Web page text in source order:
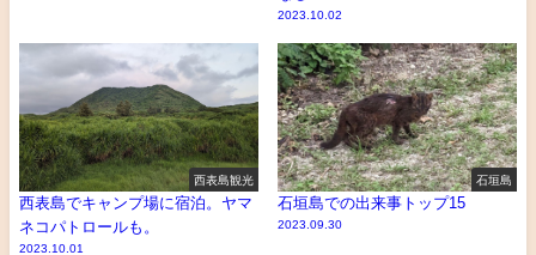
2023.10.02
西表島観光
西表島でキャンプ場に宿泊。ヤマ
ネコパトロールも。
2023.10.01
石垣島
石垣島での出来事トップ15
2023.09.30